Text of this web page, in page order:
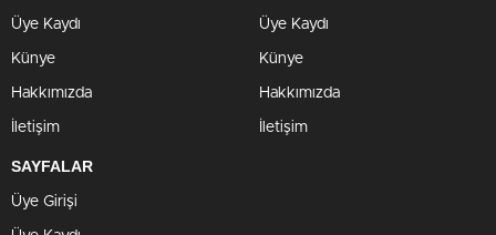
Üye Kaydı
Künye
Hakkımızda
İletişim
Üye Kaydı
Künye
Hakkımızda
İletişim
SAYFALAR
Üye Girişi